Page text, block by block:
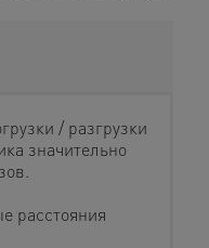
/ разгрузки
значительно
расстояния